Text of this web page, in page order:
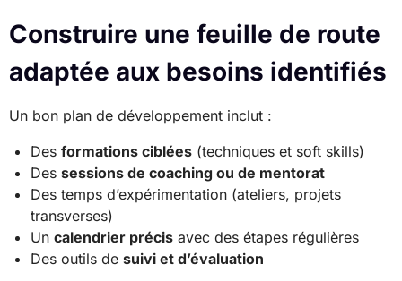
Construire une feuille de route
adaptée aux besoins identifiés
Un bon plan de développement inclut :
Des formations ciblées (techniques et soft skills)
Des sessions de coaching ou de mentorat
Des temps d’expérimentation (ateliers, projets
transverses)
Un calendrier précis avec des étapes régulières
Des outils de suivi et d’évaluation